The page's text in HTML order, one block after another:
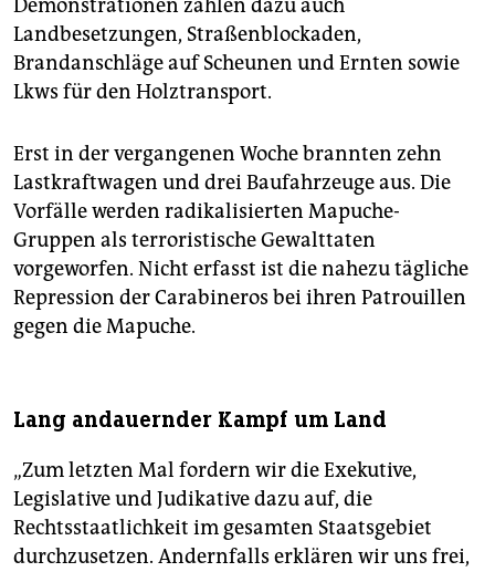
Demonstrationen zählen dazu auch
Landbesetzungen, Straßenblockaden,
Brandanschläge auf Scheunen und Ernten sowie
Lkws für den Holztransport.
Erst in der vergangenen Woche brannten zehn
Lastkraftwagen und drei Baufahrzeuge aus. Die
Vorfälle werden radikalisierten Mapuche-
Gruppen als terroristische Gewalttaten
vorgeworfen. Nicht erfasst ist die nahezu tägliche
Repression der Carabineros bei ihren Patrouillen
gegen die Mapuche.
Lang andauernder Kampf um Land
„Zum letzten Mal fordern wir die Exekutive,
Legislative und Judikative dazu auf, die
Rechtsstaatlichkeit im gesamten Staatsgebiet
durchzusetzen. Andernfalls erklären wir uns frei,